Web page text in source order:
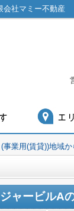
会社マミー不動産
(事業用(賃貸))地域か
ャービルA